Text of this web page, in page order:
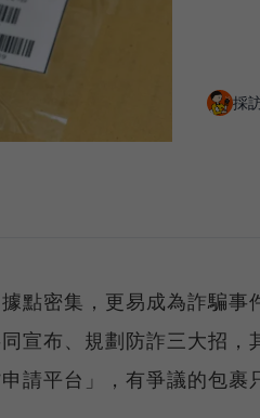
採
點密集，更易成為詐騙事
宣布、規劃防詐三大招，
請平台」，有爭議的包裹